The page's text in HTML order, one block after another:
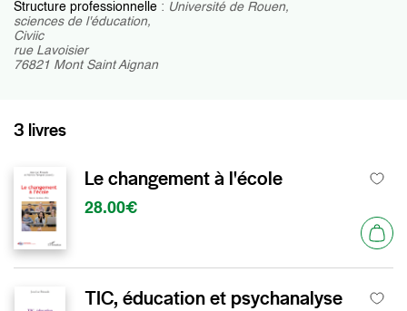
Structure professionnelle : Université de Rouen,
sciences de l'éducation,
Civiic
rue Lavoisier
76821 Mont Saint Aignan
3 livres
Le changement à l'école
28.00€
TIC, éducation et psychanalyse